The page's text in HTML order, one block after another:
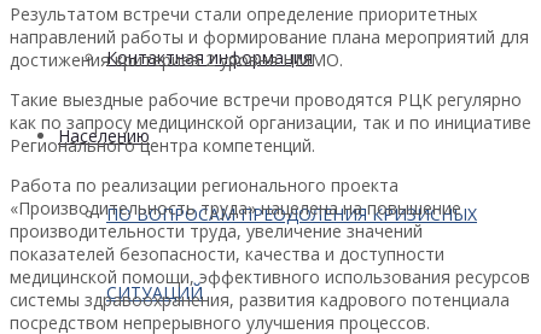
Контактная информация
Населению
ПО ВОПРОСАМ ПРЕОДОЛЕНИЯ КРИЗИСНЫХ
СИТУАЦИЙ
Результатом встречи стали определение приоритетных
направлений работы и формирование плана мероприятий для
достижения критериев 2 уровня НММО.
Такие выездные рабочие встречи проводятся РЦК регулярно
как по запросу медицинской организации, так и по инициативе
Регионального центра компетенций.
Работа по реализации регионального проекта
«Производительность труда» нацелена на повышение
производительности труда, увеличение значений
показателей безопасности, качества и доступности
медицинской помощи, эффективного использования ресурсов
системы здравоохранения, развития кадрового потенциала
посредством непрерывного улучшения процессов.